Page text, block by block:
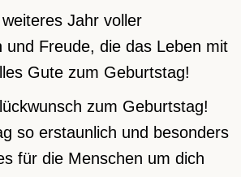
Jahr voller
und Freude, die das Leben mit
Gute zum Geburtstag!
zum Geburtstag!
so erstaunlich und besonders
für die Menschen um dich